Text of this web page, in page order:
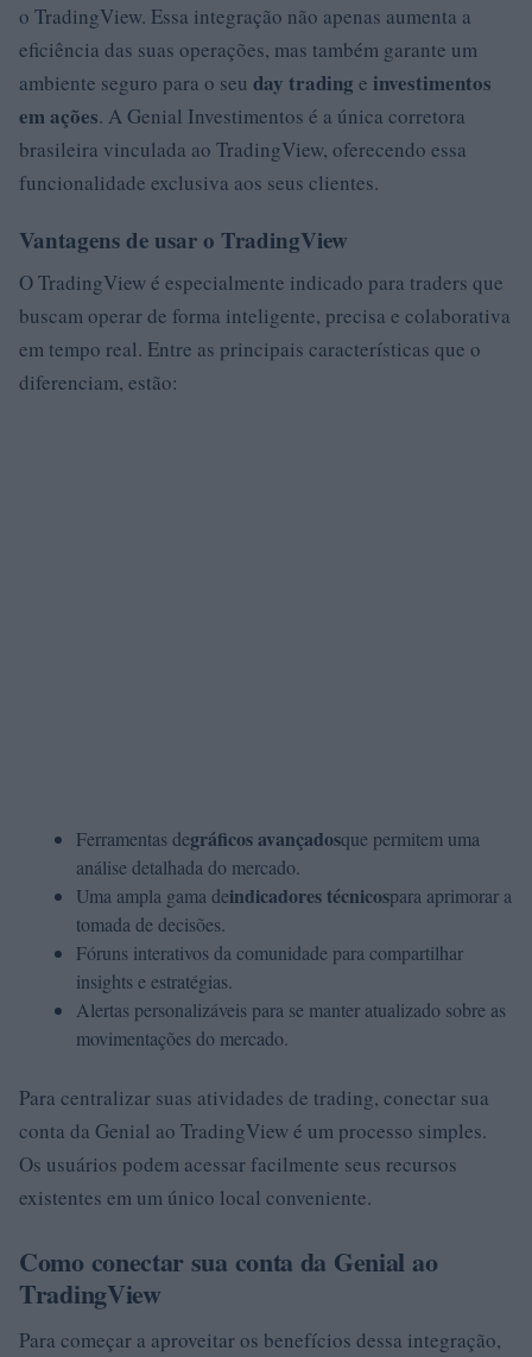
o TradingView. Essa integração não apenas aumenta a
eficiência das suas operações, mas também garante um
ambiente seguro para o seu day trading e investimentos
em ações. A Genial Investimentos é a única corretora
brasileira vinculada ao TradingView, oferecendo essa
funcionalidade exclusiva aos seus clientes.
Vantagens de usar o TradingView
O TradingView é especialmente indicado para traders que
buscam operar de forma inteligente, precisa e colaborativa
em tempo real. Entre as principais características que o
diferenciam, estão:
Ferramentas degráficos avançadosque permitem uma
análise detalhada do mercado.
Uma ampla gama deindicadores técnicospara aprimorar a
tomada de decisões.
Fóruns interativos da comunidade para compartilhar
insights e estratégias.
Alertas personalizáveis para se manter atualizado sobre as
movimentações do mercado.
Para centralizar suas atividades de trading, conectar sua
conta da Genial ao TradingView é um processo simples.
Os usuários podem acessar facilmente seus recursos
existentes em um único local conveniente.
Como conectar sua conta da Genial ao
TradingView
Para começar a aproveitar os benefícios dessa integração,